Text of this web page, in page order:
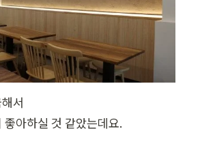
서
좋아하실 것 같았는데요.